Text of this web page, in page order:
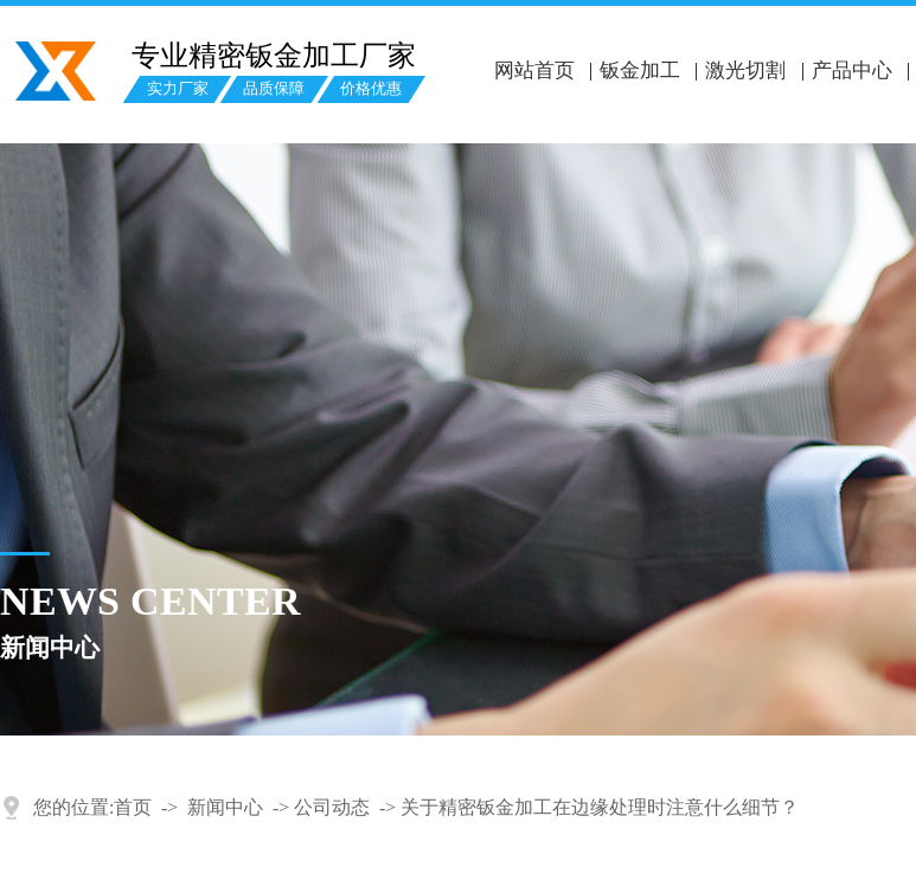
专业精密钣金加工厂家
实力厂家 品质保障 价格优惠
网站首页 钣金加工 激光切割 产品中心
NEWS CENTER
新闻中心
您的位置:首页 -> 新闻中心 -> 公司动态 -> 关于精密钣金加工在边缘处理时注意什么细节？